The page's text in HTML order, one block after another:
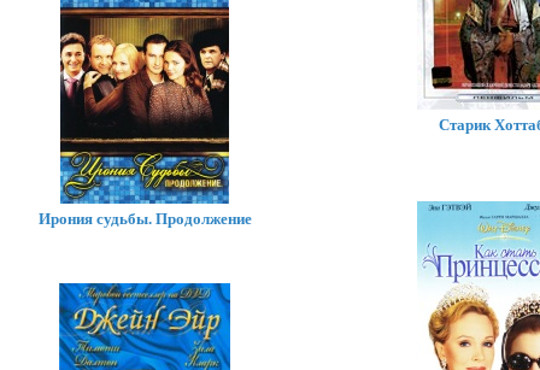
Старик
Ирония судьбы. Продолжение